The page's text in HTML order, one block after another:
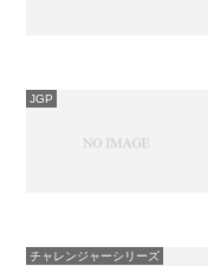
JGP
チャレンジャーシリーズ